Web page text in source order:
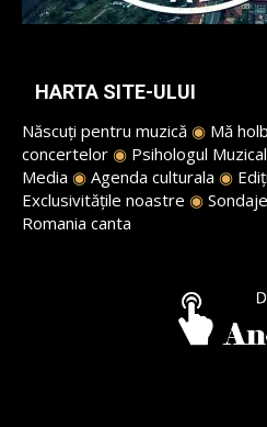
HARTA SITE-ULUI
Născuți pentru muzică ◉ Mă
concertelor ◉ Psihologul Muzical
Media ◉ Agenda culturala ◉
Exclusivitățile noastre ◉ Sondaje
Romania canta